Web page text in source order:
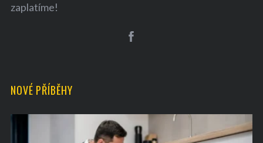
zaplatíme!
NOVÉ PŘÍBĚHY